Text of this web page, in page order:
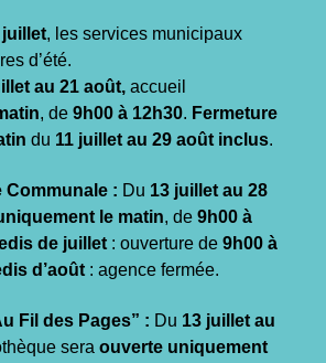
juillet, les services municipaux
d’été.
au 21 août, accueil
, de 9h00 à 12h30. Fermeture
du 11 juillet au 29 août inclus.
Communale : Du 13 juillet au 28
le matin, de 9h00 à
de juillet : ouverture de 9h00 à
d’août : agence fermée.
Fil des Pages” : Du 13 juillet au
sera ouverte uniquement